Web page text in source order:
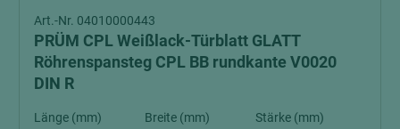
Art.-Nr. 04010000443
PRÜM CPL Weißlack-Türblatt GLATT
Röhrenspansteg CPL BB rundkante V0020
DIN R
Länge (mm)
Breite (mm)
Stärke (mm)